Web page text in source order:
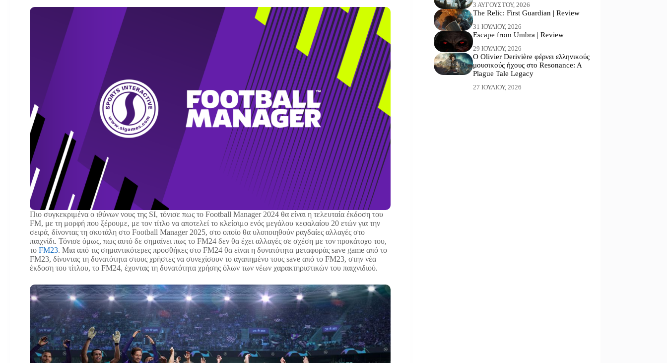
Πιο συγκεκριμένα ο ιθύνων νους της SI, τόνισε πως το Football Manager 2024 θα είναι η τελευταία έκδοση του
FM, με τη μορφή που ξέρουμε, με τον τίτλο να αποτελεί το κλείσιμο ενός μεγάλου κεφαλαίου 20 ετών για την
σειρά, δίνοντας τη σκυτάλη στο Football Manager 2025, στο οποίο θα υλοποιηθούν ραγδαίες αλλαγές στο
παιχνίδι. Τόνισε όμως, πως αυτό δε σημαίνει πως το FM24 δεν θα έχει αλλαγές σε σχέση με τον προκάτοχο του,
το FM23. Μια από τις σημαντικότερες προσθήκες στο FM24 θα είναι η δυνατότητα μεταφοράς save game από το
FM23, δίνοντας τη δυνατότητα στους χρήστες να συνεχίσουν το αγαπημένο τους save από το FM23, στην νέα
έκδοση του τίτλου, το FM24, έχοντας τη δυνατότητα χρήσης όλων των νέων χαρακτηριστικών του παιχνιδιού.
3 ΑΥΓΟΎΣΤΟΥ, 2026
The Relic: First Guardian | Review
31 ΙΟΥΛΊΟΥ, 2026
Escape from Umbra | Review
29 ΙΟΥΛΊΟΥ, 2026
Ο Olivier Derivière φέρνει ελληνικούς
μουσικούς ήχους στο Resonance: A
Plague Tale Legacy
27 ΙΟΥΛΊΟΥ, 2026